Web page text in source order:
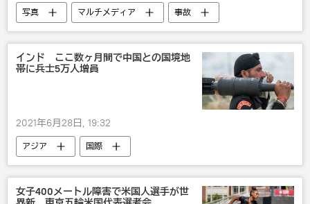
写真 マルチメディア
事故
米国
インド ここ数ヶ月間で中国との国境地
帯に兵士5万人増員
2021年6月28日, 19:32
アジア 国際
女子400メートル障害で米国人選手が世